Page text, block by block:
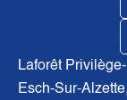
Laforêt
Esch-Sur-